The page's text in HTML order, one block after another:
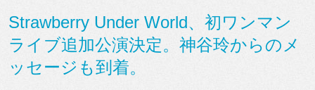
Strawberry Under World、初ワンマン
ライブ追加公演決定。神谷玲からのメ
ッセージも到着。